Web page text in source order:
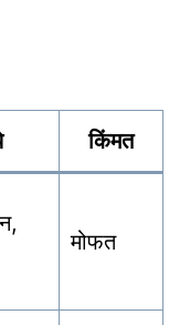
किंमत
मोफत